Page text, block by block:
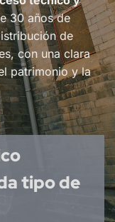
30 años de
de
con una clara
patrimonio y la
tipo de